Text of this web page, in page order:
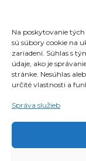
Na poskytovanie
sú súbory cookie na
zariadení. Súhlas s
údaje, ako je
stránke. Nesúhlas
určité vlastnosti a
Správa služieb